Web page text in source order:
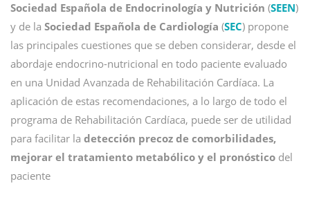
Sociedad Española de Endocrinología y Nutrición (SEEN)
y de la Sociedad Española de Cardiología (SEC) propone
las principales cuestiones que se deben considerar, desde el
abordaje endocrino-nutricional en todo paciente evaluado
en una Unidad Avanzada de Rehabilitación Cardíaca. La
aplicación de estas recomendaciones, a lo largo de todo el
programa de Rehabilitación Cardíaca, puede ser de utilidad
para facilitar la detección precoz de comorbilidades,
mejorar el tratamiento metabólico y el pronóstico del
paciente